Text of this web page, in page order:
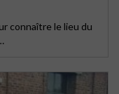
connaître le lieu du